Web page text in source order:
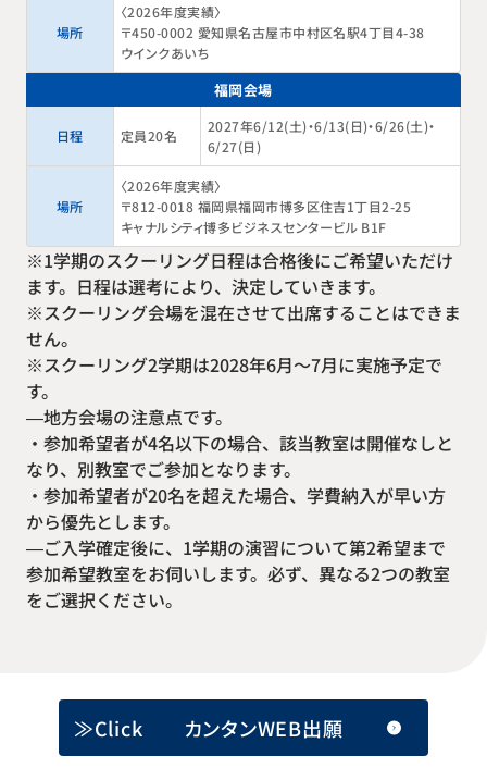
場所
〈2026年度実績〉
〒450-0002 愛知県名古屋市中村区名駅4丁目4-38
ウインクあいち
福岡会場
日程 定員20名
2027年6/12(土)・6/13(日)・6/26(土)・
6/27(日)
場所
〈2026年度実績〉
〒812-0018 福岡県福岡市博多区住吉1丁目2-25
キャナルシティ博多ビジネスセンタービル B1F
※1学期のスクーリング日程は合格後にご希望いただけ
ます。日程は選考により、決定していきます。
※スクーリング会場を混在させて出席することはできま
せん。
※スクーリング2学期は2028年6月〜7月に実施予定で
す。
—地方会場の注意点です。
・参加希望者が4名以下の場合、該当教室は開催なしと
なり、別教室でご参加となります。
・参加希望者が20名を超えた場合、学費納入が早い方
から優先とします。
—ご入学確定後に、1学期の演習について第2希望まで
参加希望教室をお伺いします。必ず、異なる2つの教室
をご選択ください。
≫Click カンタンWEB出願